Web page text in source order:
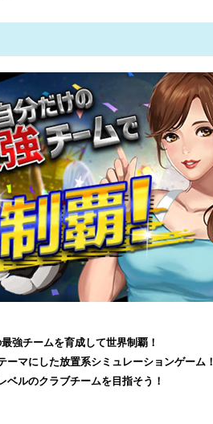
強チームを育成して世界制覇！
ーマにした放置系シミュレーションゲーム！
ベルのクラブチームを目指そう！